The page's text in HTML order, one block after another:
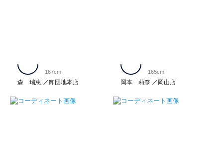
森 瑞恵 卸団地本店
167cm
岡本 莉奈 岡山店
165cm